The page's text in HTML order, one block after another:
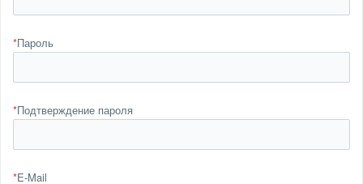
*Пароль
*Подтверждение пароля
*E-Mail